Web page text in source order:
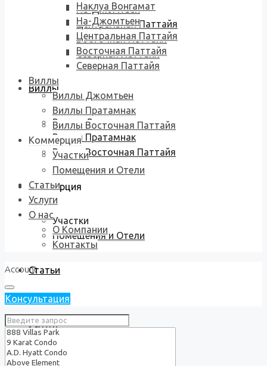
На-Джомтьен
Центральная Паттайя
Восточная Паттайя
Северная Паттайя
Виллы
Виллы Джомтьен
Виллы Пратамнак
Виллы Восточная Паттайя
Коммерция
Участки
Помещения и Отели
Статьи
Услуги
Наклуа Вонгамат
На-Джомтьен
Центральная Паттайя
Восточная Паттайя
Северная Паттайя
Виллы
Виллы Джомтьен
Виллы Пратамнак
Виллы Восточная Паттайя
Коммерция
Участки
Помещения и Отели
Статьи
Услуги
О нас
О Компании
Контакты
Account
Консультация